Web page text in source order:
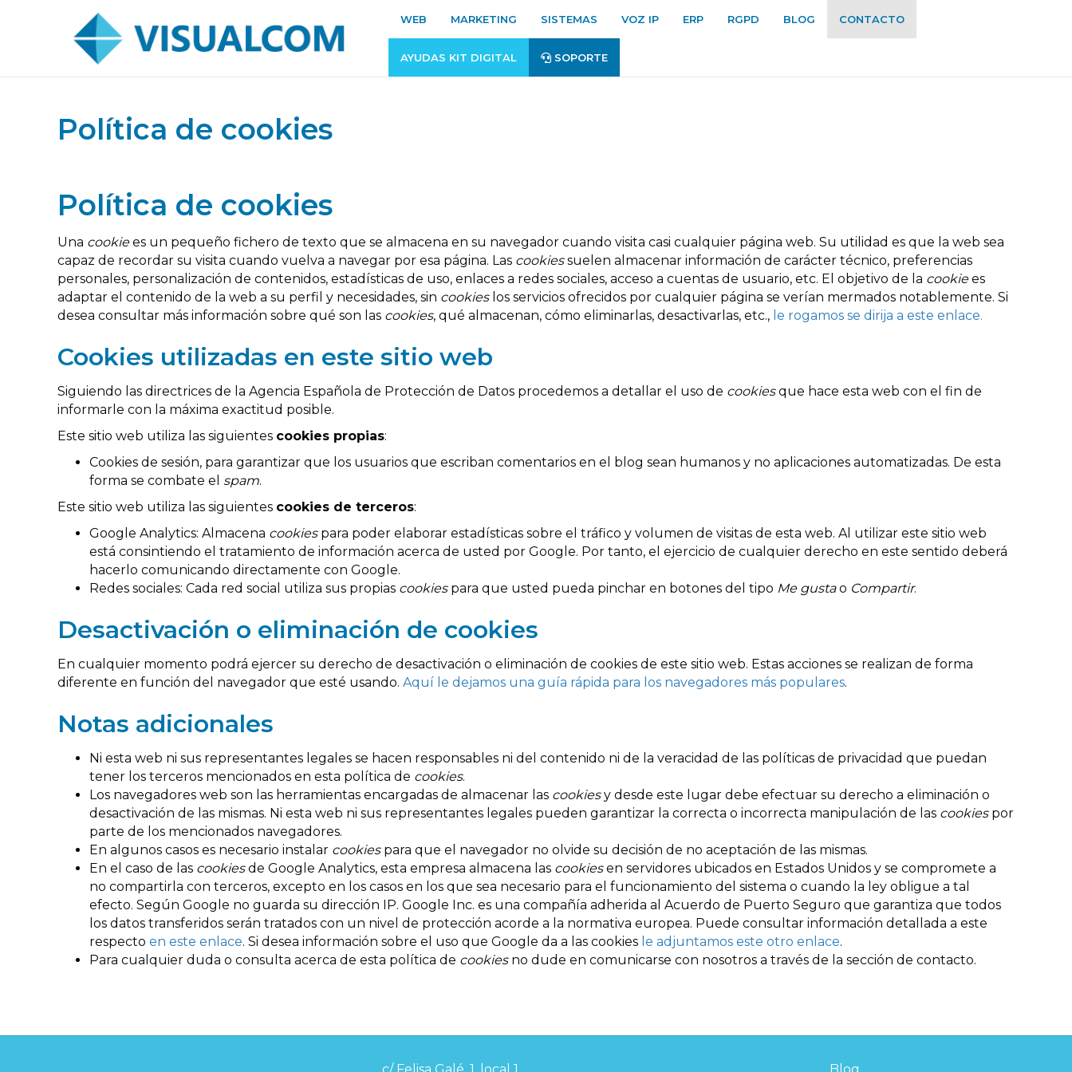
WEB MARKETING SISTEMAS VOZ IP ERP RGPD BLOG CONTACTO
AYUDAS KIT DIGITAL SOPORTE
Política de cookies
Política de cookies
Una cookiees un pequeño fichero de texto que se almacena en su navegador cuando visita casi cualquier página web. Su utilidad es que la web sea
capaz de recordar su visita cuando vuelva a navegar por esa página. Las cookiessuelen almacenar información de carácter técnico, preferencias
personales, personalización de contenidos, estadísticas de uso, enlaces a redes sociales, acceso a cuentas de usuario, etc. El objetivo de la cookiees
adaptar el contenido de la web a su perfil y necesidades, sin cookieslos servicios ofrecidos por cualquier página se verían mermados notablemente. Si
desea consultar más información sobre qué son las cookies, qué almacenan, cómo eliminarlas, desactivarlas, etc., le rogamos se dirija a este enlace.
Cookies utilizadas en este sitio web
Siguiendo las directrices de la Agencia Española de Protección de Datos procedemos a detallar el uso de cookiesque hace esta web con el fin de
informarle con la máxima exactitud posible.
Este sitio web utiliza las siguientes cookies propias:
Cookies de sesión, para garantizar que los usuarios que escriban comentarios en el blog sean humanos y no aplicaciones automatizadas. De esta
forma se combate el spam.
Este sitio web utiliza las siguientes cookies de terceros:
Google Analytics: Almacena cookiespara poder elaborar estadísticas sobre el tráfico y volumen de visitas de esta web. Al utilizar este sitio web
está consintiendo el tratamiento de información acerca de usted por Google. Por tanto, el ejercicio de cualquier derecho en este sentido deberá
hacerlo comunicando directamente con Google.
Redes sociales: Cada red social utiliza sus propias cookiespara que usted pueda pinchar en botones del tipo Me gustao Compartir.
Desactivación o eliminación de cookies
En cualquier momento podrá ejercer su derecho de desactivación o eliminación de cookies de este sitio web. Estas acciones se realizan de forma
diferente en función del navegador que esté usando. Aquí le dejamos una guía rápida para los navegadores más populares.
Notas adicionales
Ni esta web ni sus representantes legales se hacen responsables ni del contenido ni de la veracidad de las políticas de privacidad que puedan
tener los terceros mencionados en esta política de cookies.
Los navegadores web son las herramientas encargadas de almacenar las cookiesy desde este lugar debe efectuar su derecho a eliminación o
desactivación de las mismas. Ni esta web ni sus representantes legales pueden garantizar la correcta o incorrecta manipulación de las cookiespor
parte de los mencionados navegadores.
En algunos casos es necesario instalar cookiespara que el navegador no olvide su decisión de no aceptación de las mismas.
En el caso de las cookiesde Google Analytics, esta empresa almacena las cookiesen servidores ubicados en Estados Unidos y se compromete a
no compartirla con terceros, excepto en los casos en los que sea necesario para el funcionamiento del sistema o cuando la ley obligue a tal
efecto. Según Google no guarda su dirección IP. Google Inc. es una compañía adherida al Acuerdo de Puerto Seguro que garantiza que todos
los datos transferidos serán tratados con un nivel de protección acorde a la normativa europea. Puede consultar información detallada a este
respecto en este enlace. Si desea información sobre el uso que Google da a las cookies le adjuntamos este otro enlace.
Para cualquier duda o consulta acerca de esta política de cookiesno dude en comunicarse con nosotros a través de la sección de contacto.